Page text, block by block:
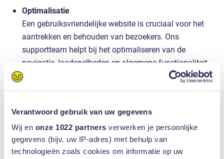
Verantwoord gebruik van uw gegevens
Wij en onze 1022 partners verwerken je persoonlijke
gegevens (bijv. uw IP-adres) met behulp van
technologieën zoals cookies om informatie op uw
Optimalisatie
Een gebruiksvriendelijke website is cruciaal voor het
aantrekken en behouden van bezoekers. Ons
supportteam helpt bij het optimaliseren van de
navigatie, laadsnelheden en algemene functionaliteit
van jouw website. Door regelmatig feedback en
problemen te analyseren, zorgen we ervoor dat de
Beveiliging en bescherming
In een tijd waarin cyberdreigingen steeds vaker
voorkomen, is veiligheid belangrijker dan ooit. Wij